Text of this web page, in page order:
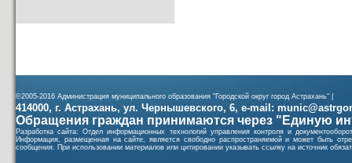
©2005-2016 Администрация муниципального образования "Городской округ город Астрахань" |
414000, г. Астрахань, ул. Чернышевского, 6, e-mail:
Обращения граждан принимаются через "Единую
Разработка сайта: Отдел информационных технологий управления контроля и
Информация, размещенная на сайте, является свободно распространяемой и может быть
сообщения. При использовании материалов или цитировании указывать ссылку на источник